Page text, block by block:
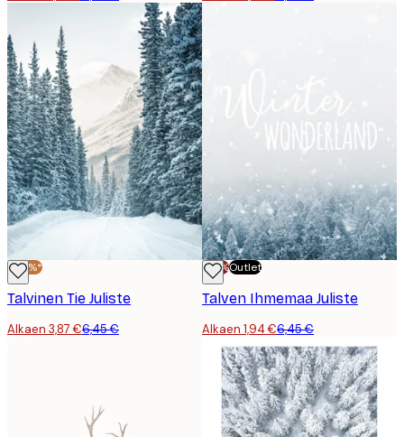
-40%*
Talvinen Tie Juliste
Alkaen 3,87 €6,45 €
-70%Outlet
Talven Ihmemaa Juliste
Alkaen 1,94 €6,45 €